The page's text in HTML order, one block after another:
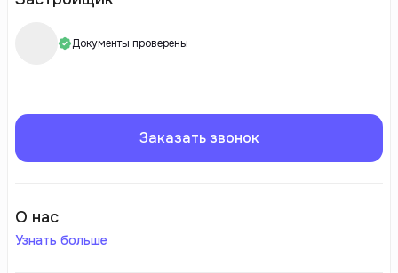
Документы проверены
Заказать звонок
О нас
Узнать больше